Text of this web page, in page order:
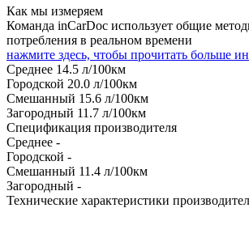
Как мы измеряем
Команда inCarDoc использует общие
потребления в реальном времени
нажмите здесь, чтобы прочитать больше
Среднее 14.5 л/100км
Городской 20.0 л/100км
Смешанный 15.6 л/100км
Загородный 11.7 л/100км
Спецификация производителя
Среднее -
Городской -
Смешанный 11.4 л/100км
Загородный -
Технические характеристики